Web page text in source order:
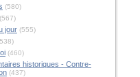
(580)
jour(555)
(460)
historiques - Contre-
(437)